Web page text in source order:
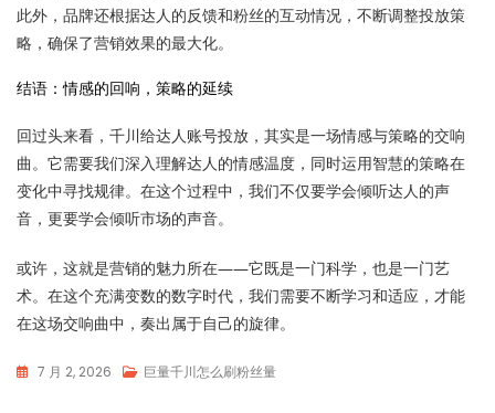
此外，品牌还根据达人的反馈和粉丝的互动情况，不断调整投放策
略，确保了营销效果的最大化。
结语：情感的回响，策略的延续
回过头来看，千川给达人账号投放，其实是一场情感与策略的交响
曲。它需要我们深入理解达人的情感温度，同时运用智慧的策略在
变化中寻找规律。在这个过程中，我们不仅要学会倾听达人的声
音，更要学会倾听市场的声音。
或许，这就是营销的魅力所在——它既是一门科学，也是一门艺
术。在这个充满变数的数字时代，我们需要不断学习和适应，才能
在这场交响曲中，奏出属于自己的旋律。
7 月 2, 2026 巨量千川怎么刷粉丝量